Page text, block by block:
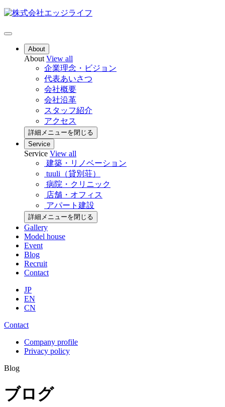
About
About View all
企業理念・ビジョン
代表あいさつ
会社概要
会社沿革
スタッフ紹介
アクセス
詳細メニューを閉じる
Service
Service View all
建築・リノベーション
tuuli（貸別荘）
病院・クリニック
店舗・オフィス
アパート建設
詳細メニューを閉じる
Gallery
Model house
Event
Blog
Recruit
Contact
JP
EN
CN
Contact
Company profile
Privacy policy
Blog
ブログ